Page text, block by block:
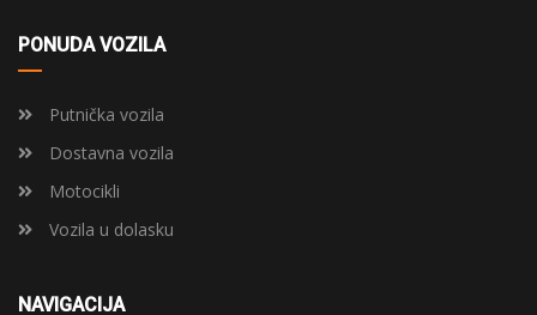
PONUDA VOZILA
Putnička vozila
Dostavna vozila
Motocikli
Vozila u dolasku
NAVIGACIJA